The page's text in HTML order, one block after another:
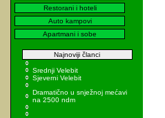
Restorani i hoteli
Auto kampovi
Apartmani i sobe
Najnoviji članci
Srednji Velebit
Sjeverni Velebit
Dramatično u snježnoj mećavi
na 2500 ndm